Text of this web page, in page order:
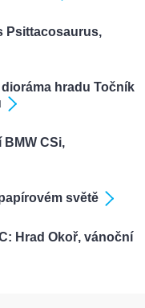
Psittacosaurus,
hradu Točník
CSi,
světě
Hrad Okoř, vánoční